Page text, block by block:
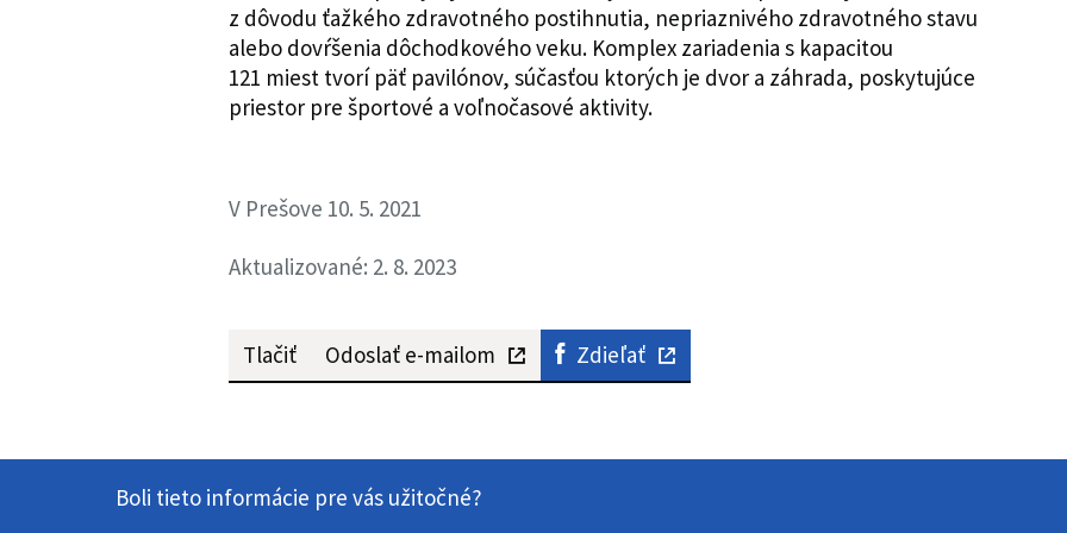
z dôvodu ťažkého zdravotného postihnutia, nepriaznivého zdravotného stavu
alebo dovŕšenia dôchodkového veku. Komplex zariadenia s kapacitou
121 miest tvorí päť pavilónov, súčasťou ktorých je dvor a záhrada, poskytujúce
priestor pre športové a voľnočasové aktivity.
V Prešove 10. 5. 2021
Aktualizované: 2. 8. 2023
Tlačiť Odoslať e-mailom Zdieľať
Boli tieto informácie pre vás užitočné?